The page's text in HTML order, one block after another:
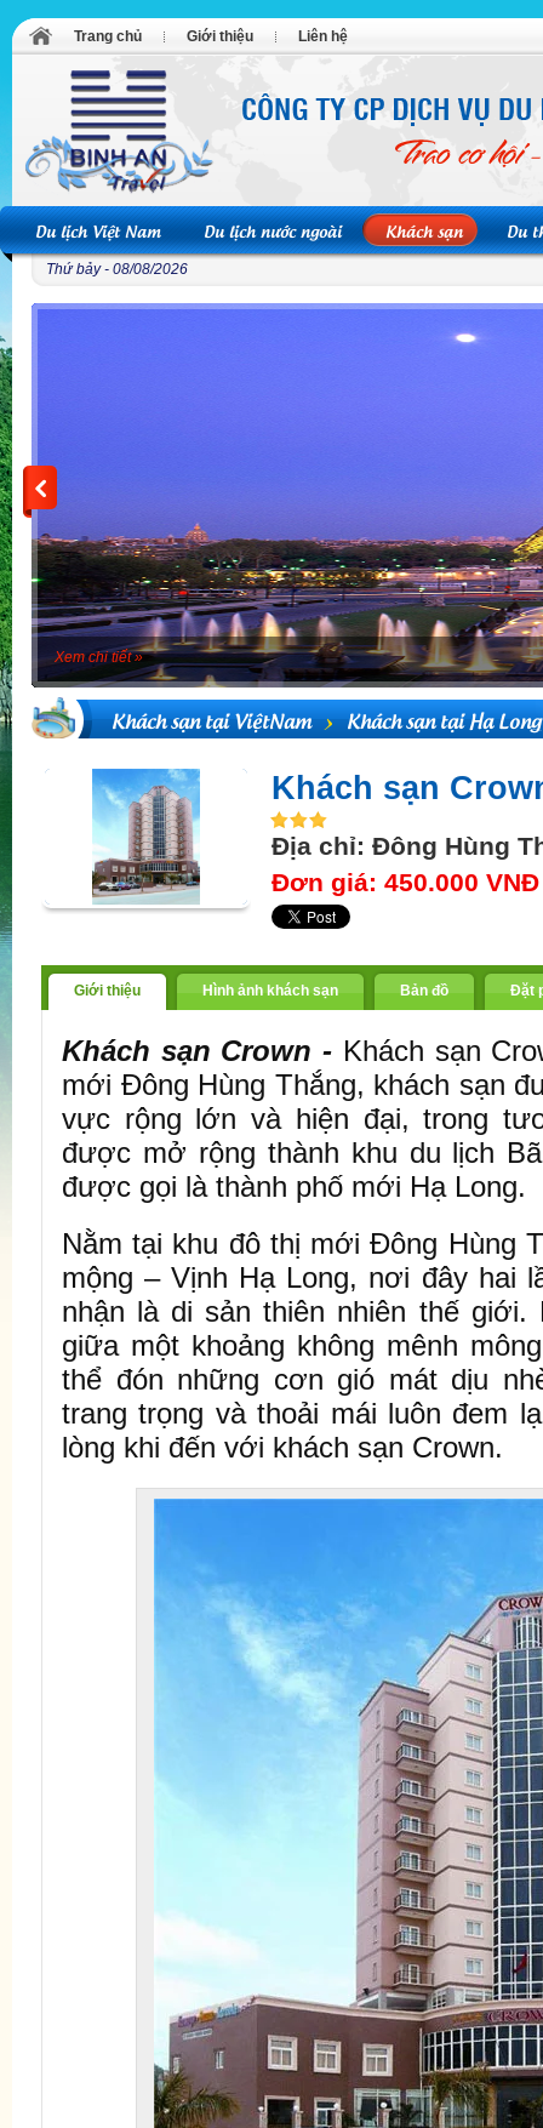
Trang chủ Giới thiệu Liên hệ
Du lịch Việt Nam Du lịch nước ngoài Khách sạn Du
Thứ bảy - 08/08/2026
Xem chi tiết »
Khách sạn tại ViệtNam Khách sạn tại Hạ Long
Khách sạn
Địa chỉ: Đông Hùng
Đơn giá: 450.000
Giới thiệu Hình ảnh khách sạn Bản đồ Đặt
Khách sạn Crown - Khách sạn
mới Đông Hùng Thắng, khách sạn
vực rộng lớn và hiện đại, trong
được mở rộng thành khu du lịch
được gọi là thành phố mới Hạ Long.
Nằm tại khu đô thị mới Đông Hùng
mộng – Vịnh Hạ Long, nơi đây hai
nhận là di sản thiên nhiên thế giới.
giữa một khoảng không mênh
thể đón những cơn gió mát dịu
trang trọng và thoải mái luôn đem
lòng khi đến với khách sạn Crown.